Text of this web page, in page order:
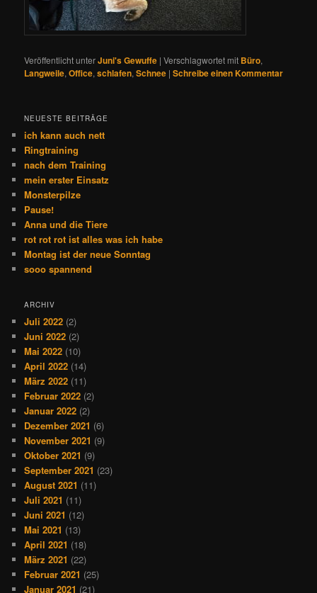
Veröffentlicht unterJuni's Gewuffe |Verschlagwortet mit Büro,
Langweile,Office,schlafen,Schnee |Schreibe einen Kommentar
NEUESTE BEITRÄGE
ich kann auch nett
Ringtraining
nach dem Training
mein erster Einsatz
Monsterpilze
Pause!
Anna und die Tiere
rot rot rot ist alles was ich habe
Montag ist der neue Sonntag
sooo spannend
ARCHIV
Juli 2022 (2)
Juni 2022 (2)
Mai 2022 (10)
April 2022 (14)
März 2022 (11)
Februar 2022 (2)
Januar 2022 (2)
Dezember 2021 (6)
November 2021 (9)
Oktober 2021 (9)
September 2021 (23)
August 2021 (11)
Juli 2021 (11)
Juni 2021 (12)
Mai 2021 (13)
April 2021 (18)
März 2021 (22)
Februar 2021 (25)
Januar 2021 (21)